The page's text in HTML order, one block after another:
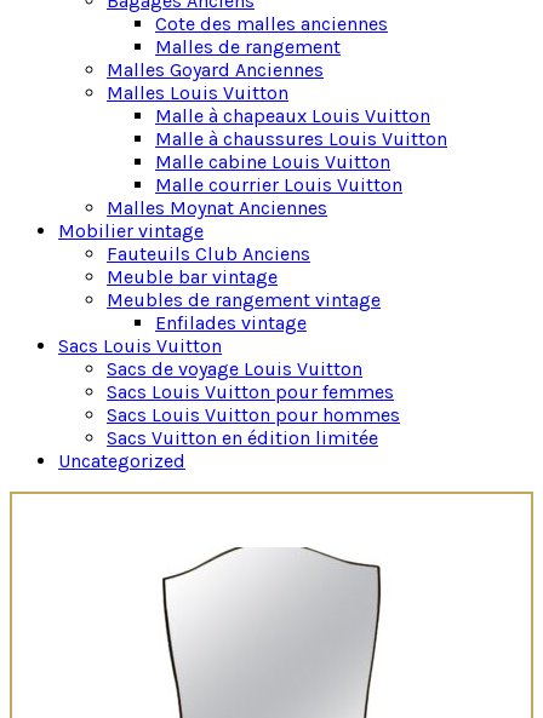
par Red Rose Antiques. Nous avons une large
sélection de produits pour répondre à toutes vos
Découvrez des miroirs vintage pour tous les goûts.
Vous trouverez des miroirs intemporels et modernes
qui s’adapteront à votre décoration intérieure.
N’attendez plus et ajoutez une touche unique à votre
intérieur avec notre sélection de miroirs vintage.
Cote des malles anciennes
Malles de rangement
Malles Goyard Anciennes
Malles Louis Vuitton
Malle à chapeaux Louis Vuitton
Malle à chaussures Louis Vuitton
Malle cabine Louis Vuitton
Malle courrier Louis Vuitton
Malles Moynat Anciennes
Mobilier vintage
Fauteuils Club Anciens
Meuble bar vintage
Meubles de rangement vintage
Enfilades vintage
Sacs Louis Vuitton
Sacs de voyage Louis Vuitton
Sacs Louis Vuitton pour femmes
Sacs Louis Vuitton pour hommes
Sacs Vuitton en édition limitée
Uncategorized